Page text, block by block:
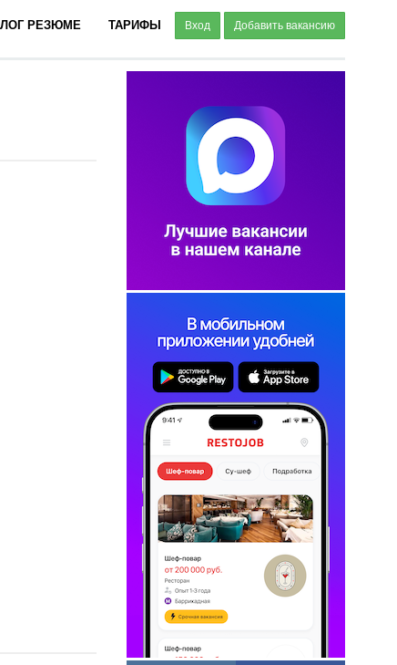
РЕЗЮМЕ ТАРИФЫ Вход Добавить вакансию